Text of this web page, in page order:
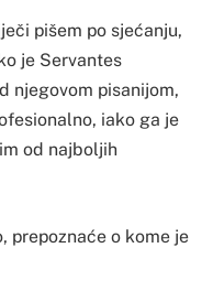
pišem po sjećanju,
je Servantes
njegovom pisanijom,
iako ga je
od najboljih
prepoznaće o kome je